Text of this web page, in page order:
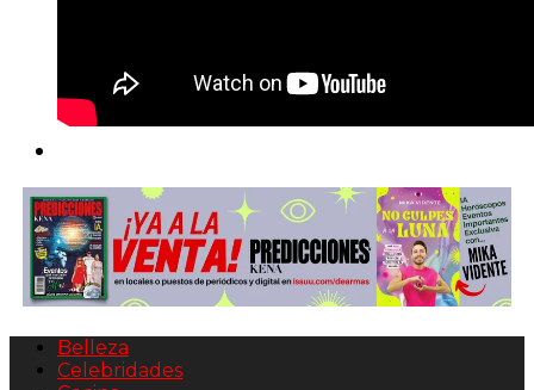
Belleza
Celebridades